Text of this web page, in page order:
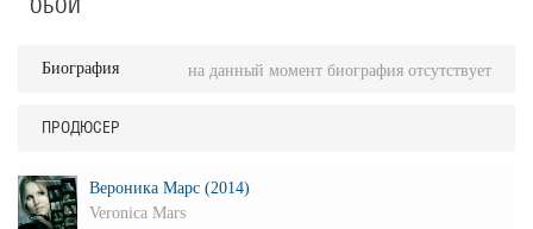
ОБОИ
Биография на данный момент биография отсутствует
ПРОДЮСЕР
Вероника Марс (2014)
Veronica Mars